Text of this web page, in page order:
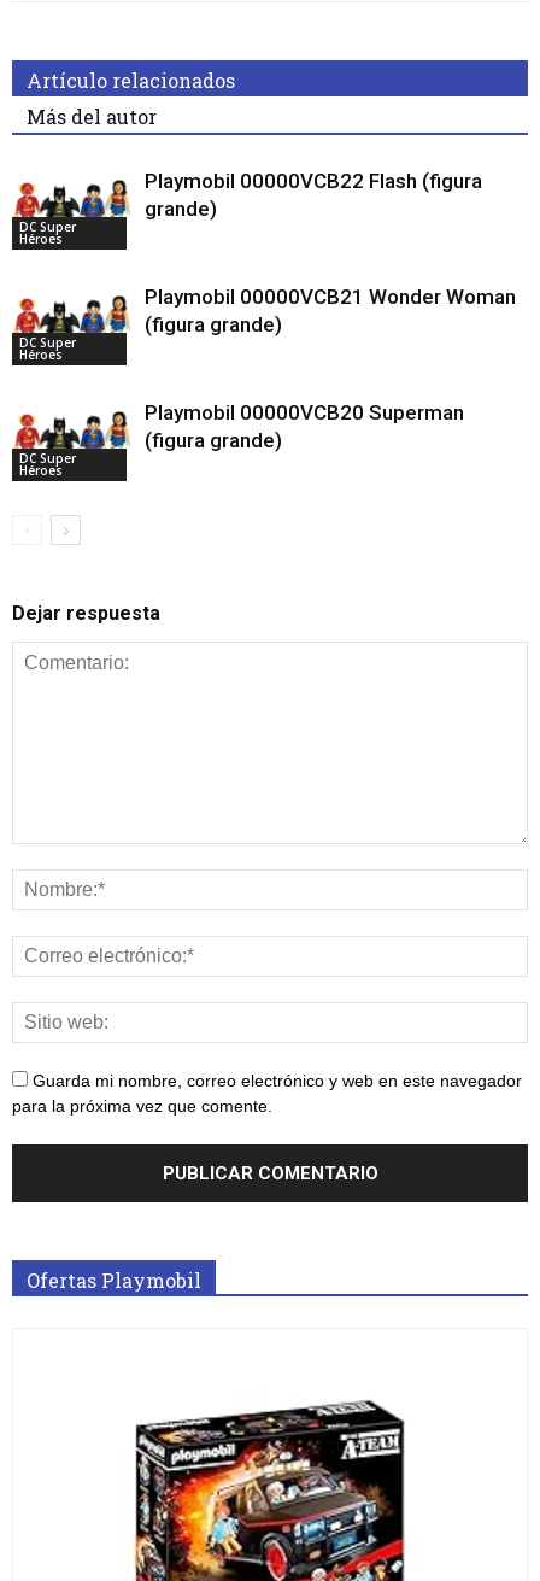
Artículo relacionados
Más del autor
DC Super
Héroes
Playmobil 00000VCB22 Flash (figura
grande)
DC Super
Héroes
Playmobil 00000VCB21 Wonder Woman
(figura grande)
DC Super
Héroes
Playmobil 00000VCB20 Superman
(figura grande)
Dejar respuesta
Guarda mi nombre, correo electrónico y web en este navegador
para la próxima vez que comente.
Ofertas Playmobil